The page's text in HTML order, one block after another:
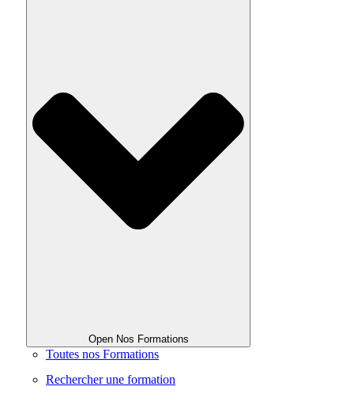
Open Nos Formations
Toutes nos Formations
Rechercher une formation